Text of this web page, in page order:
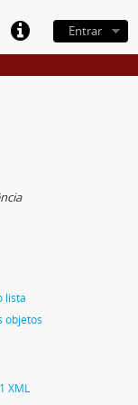
Entrar
lista
objetos
XML